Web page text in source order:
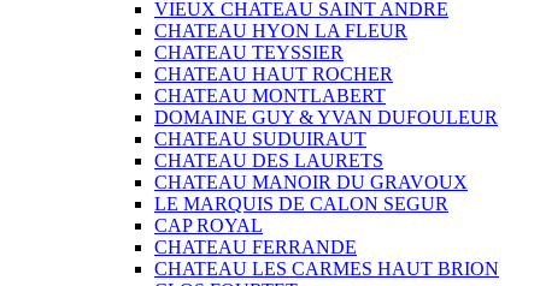
VIEUX CHATEAU SAINT ANDRE
CHATEAU HYON LA FLEUR
CHATEAU TEYSSIER
CHATEAU HAUT ROCHER
CHATEAU MONTLABERT
DOMAINE GUY & YVAN DUFOULEUR
CHATEAU SUDUIRAUT
CHATEAU DES LAURETS
CHATEAU MANOIR DU GRAVOUX
LE MARQUIS DE CALON SEGUR
CAP ROYAL
CHATEAU FERRANDE
CHATEAU LES CARMES HAUT BRION